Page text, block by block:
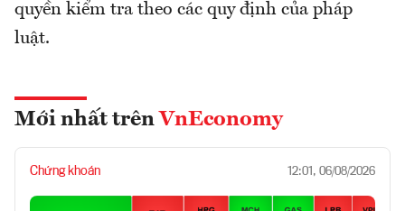
quyền kiểm tra theo các quy định của pháp
luật.
Mới nhất trên VnEconomy
Chứng khoán 12:01, 06/08/2026